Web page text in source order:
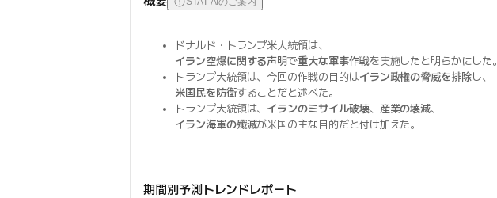
ドナルド・トランプ米大統領は、
イラン空爆に関する声明で重大な軍事作戦を実施したと明らかにした。
トランプ大統領は、今回の作戦の目的はイラン政権の脅威を排除し、
米国民を防衛することだと述べた。
トランプ大統領は、 イランのミサイル破壊、 産業の壊滅、
イラン海軍の殲滅が米国の主な目的だと付け加えた。
期間別予測トレンドレポート